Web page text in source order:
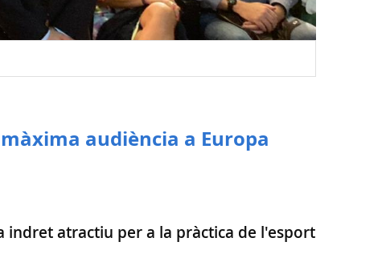
audiència a Europa
indret atractiu per a la pràctica de l'esport